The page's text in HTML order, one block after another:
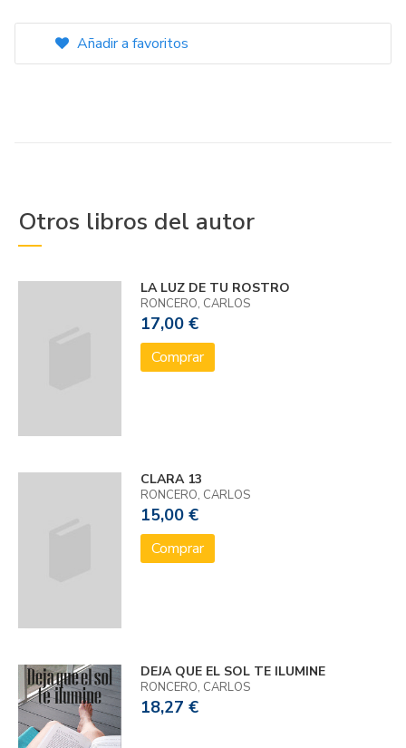
Añadir a favoritos
Otros libros del autor
LA LUZ DE TU ROSTRO
RONCERO, CARLOS
17,00 €
Comprar
CLARA 13
RONCERO, CARLOS
15,00 €
Comprar
DEJA QUE EL SOL TE ILUMINE
RONCERO, CARLOS
18,27 €